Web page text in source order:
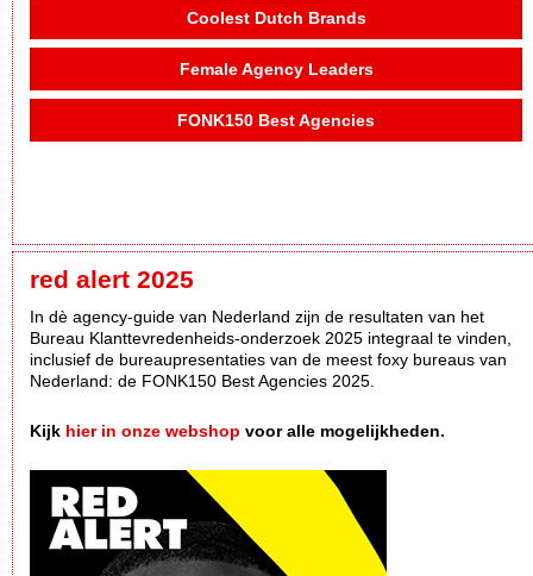
Coolest Dutch Brands
Female Agency Leaders
FONK150 Best Agencies
red alert 2025
In dè agency-guide van Nederland zijn de resultaten van het
Bureau Klanttevredenheids-onderzoek 2025 integraal te vinden,
inclusief de bureaupresentaties van de meest foxy bureaus van
Nederland: de FONK150 Best Agencies 2025.
Kijk hier in onze webshop voor alle mogelijkheden.